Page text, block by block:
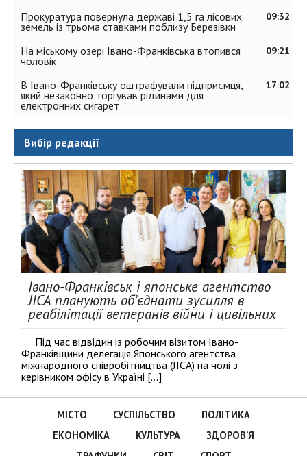
09:32
Прокуратура повернула державі 1,5 га лісових
земель із трьома ставками поблизу Березівки
09:21
На міському озері Івано-Франківська втопився
чоловік
17:02
В Івано-Франківську оштрафували підприємця,
який незаконно торгував рідинами для
електронних сигарет
Вибір редакції
Івано-Франківськ і японське агентство
JICA планують об’єднати зусилля в
реабілітації ветеранів війни і цивільних
Під час відвідин із робочим візитом Івано-
Франківщини делегація Японського агентства
міжнародного співробітництва (JICA) на чолі з
керівником офісу в Україні […]
МІСТО СУСПІЛЬСТВО
ПОЛІТИКА
ЕКОНОМІКА
КУЛЬТУРА
ЗДОРОВ’Я